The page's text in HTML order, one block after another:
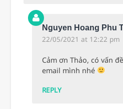
Nguyen Hoang Phu
22/05/2021 at 12:22 pm
Cảm ơn Thảo, có vấn
email mình nhé
REPLY